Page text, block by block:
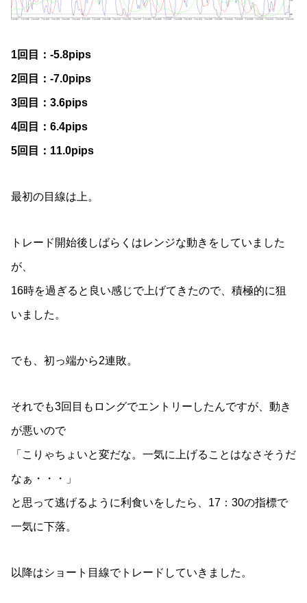
1回目：-5.8pips
2回目：-7.0pips
3回目：3.6pips
4回目：6.4pips
5回目：11.0pips
最初の目線は上。
トレード開始後しばらくはレンジな動きをしていました
が、
16時を過ぎると良い感じで上げてきたので、積極的に狙
いました。
でも、初っ端から2連敗。
それでも3回目もロングでエントリーしたんですが、動き
が悪いので
「こりゃちょいと変だな。一気に上げることはなさそうだ
なぁ・・・」
と思って逃げるように利食いをしたら、17：30の指標で
一気に下落。
以降はショート目線でトレードしていきました。